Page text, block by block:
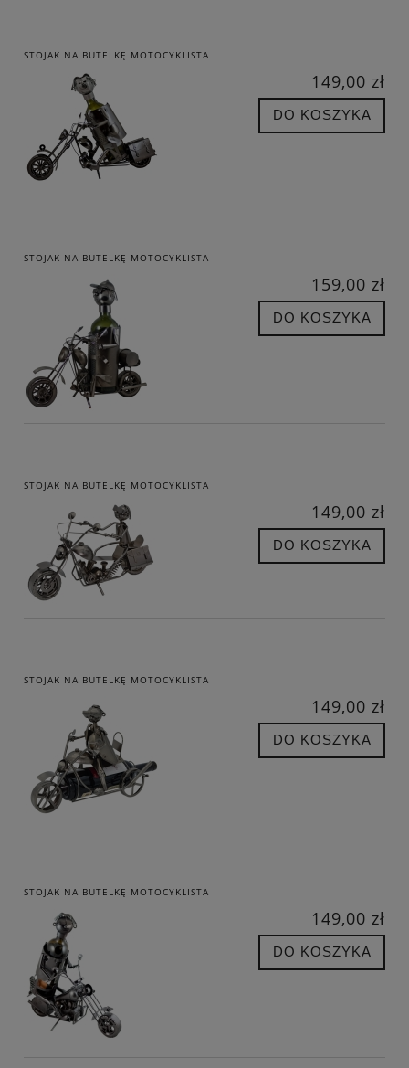
STOJAK NA BUTELKĘ MOTOCYKLISTA
149,00 zł
DO KOSZYKA
STOJAK NA BUTELKĘ MOTOCYKLISTA
159,00 zł
DO KOSZYKA
STOJAK NA BUTELKĘ MOTOCYKLISTA
149,00 zł
DO KOSZYKA
STOJAK NA BUTELKĘ MOTOCYKLISTA
149,00 zł
DO KOSZYKA
STOJAK NA BUTELKĘ MOTOCYKLISTA
149,00 zł
DO KOSZYKA